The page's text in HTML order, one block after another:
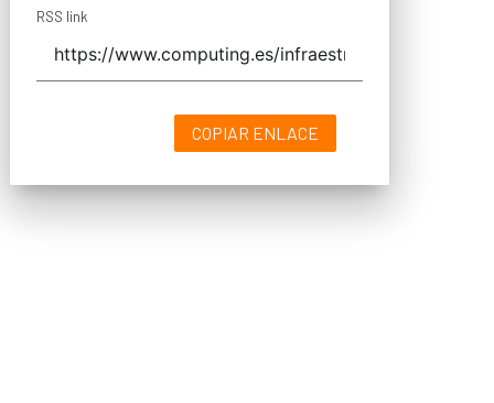
RSS link
COPIAR ENLACE